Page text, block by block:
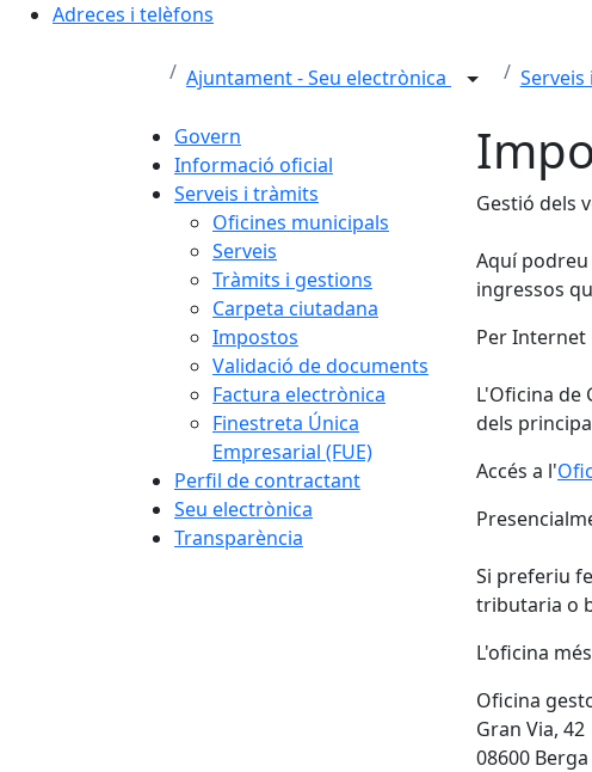
Adreces i telèfons
Ajuntament - Seu electrònica
Govern
Informació oficial
Serveis i tràmits
Oficines municipals
Serveis
Tràmits i gestions
Carpeta ciutadana
Impostos
Validació de documents
Factura electrònica
Finestreta Única
Empresarial (FUE)
Perfil de contractant
Seu electrònica
Transparència
Gestió dels
Aquí
ingressos
Per Internet
L'Oficina de
dels
Accés a l'
Si preferiu
tributaria o
L'oficina
Oficina
Gran Via, 42
08600 Berga